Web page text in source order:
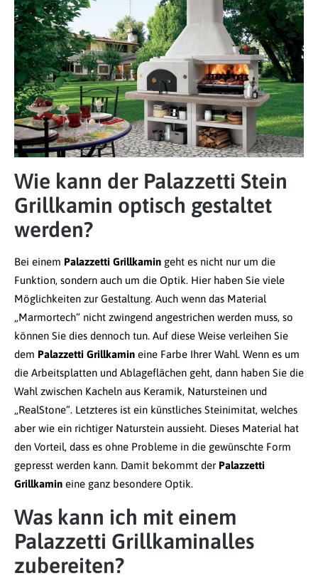
Wie kann der Palazzetti Stein
Grillkamin optisch gestaltet
werden?
Bei einem Palazzetti Grillkamin geht es nicht nur um die
Funktion, sondern auch um die Optik. Hier haben Sie viele
Möglichkeiten zur Gestaltung. Auch wenn das Material
„Marmortech“ nicht zwingend angestrichen werden muss, so
können Sie dies dennoch tun. Auf diese Weise verleihen Sie
dem Palazzetti Grillkamin eine Farbe Ihrer Wahl. Wenn es um
die Arbeitsplatten und Ablageflächen geht, dann haben Sie die
Wahl zwischen Kacheln aus Keramik, Natursteinen und
„RealStone“. Letzteres ist ein künstliches Steinimitat, welches
aber wie ein richtiger Naturstein aussieht. Dieses Material hat
den Vorteil, dass es ohne Probleme in die gewünschte Form
gepresst werden kann. Damit bekommt der Palazzetti
Grillkamin eine ganz besondere Optik.
Was kann ich mit einem
Palazzetti Grillkaminalles
zubereiten?